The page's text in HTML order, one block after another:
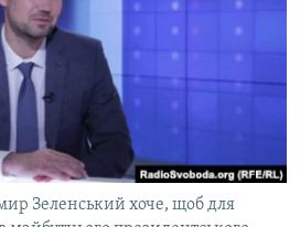
Зеленський хоче, щоб для